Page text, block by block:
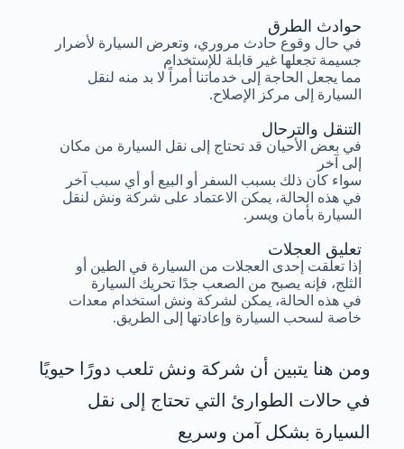
تعليق العجلات
إذا تعلقت إحدى العجلات من السيارة في الطين أو
الثلج، فإنه يصبح من الصعب جدًا تحريك السيارة
في هذه الحالة، يمكن لشركة ونش استخدام معدات
خاصة لسحب السيارة وإعادتها إلى الطريق.
التنقل والترحال
في بعض الأحيان قد تحتاج إلى نقل السيارة من مكان
إلى آخر
سواء كان ذلك بسبب السفر أو البيع أو أي سبب آخر
في هذه الحالة، يمكن الاعتماد على شركة ونش لنقل
السيارة بأمان ويسر.
حوادث الطرق
في حال وقوع حادث مروري، وتعرض السيارة لأضرار
جسيمة تجعلها غير قابلة للإستخدام
مما يجعل الحاجة إلى خدماتنا أمراً لا بد منه لنقل
السيارة إلى مركز الإصلاح.
ومن هنا يتبين أن شركة ونش تلعب دورًا حيويًا
في حالات الطوارئ التي تحتاج إلى نقل
السيارة بشكل آمن وسريع